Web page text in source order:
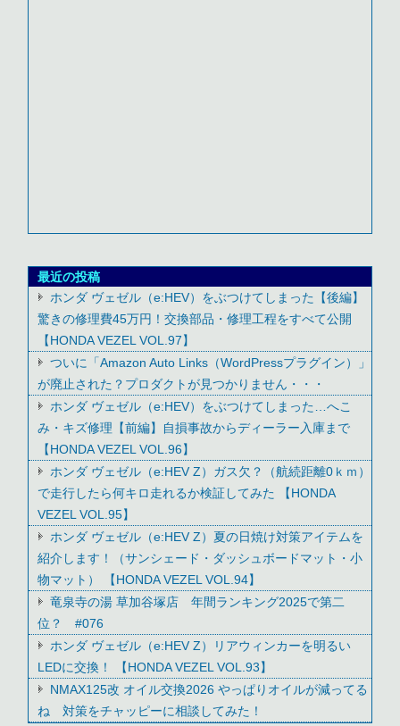
最近の投稿
ホンダ ヴェゼル（e:HEV）をぶつけてしまった【後編】
驚きの修理費45万円！交換部品・修理工程をすべて公開
【HONDA VEZEL VOL.97】
ついに「Amazon Auto Links（WordPressプラグイン）」
が廃止された？プロダクトが見つかりません・・・
ホンダ ヴェゼル（e:HEV）をぶつけてしまった…へこ
み・キズ修理【前編】自損事故からディーラー入庫まで
【HONDA VEZEL VOL.96】
ホンダ ヴェゼル（e:HEV Z）ガス欠？（航続距離0ｋｍ）
で走行したら何キロ走れるか検証してみた 【HONDA
VEZEL VOL.95】
ホンダ ヴェゼル（e:HEV Z）夏の日焼け対策アイテムを
紹介します！（サンシェード・ダッシュボードマット・小
物マット） 【HONDA VEZEL VOL.94】
竜泉寺の湯 草加谷塚店 年間ランキング2025で第二
位？ #076
ホンダ ヴェゼル（e:HEV Z）リアウィンカーを明るい
LEDに交換！ 【HONDA VEZEL VOL.93】
NMAX125改 オイル交換2026 やっぱりオイルが減ってる
ね 対策をチャッピーに相談してみた！